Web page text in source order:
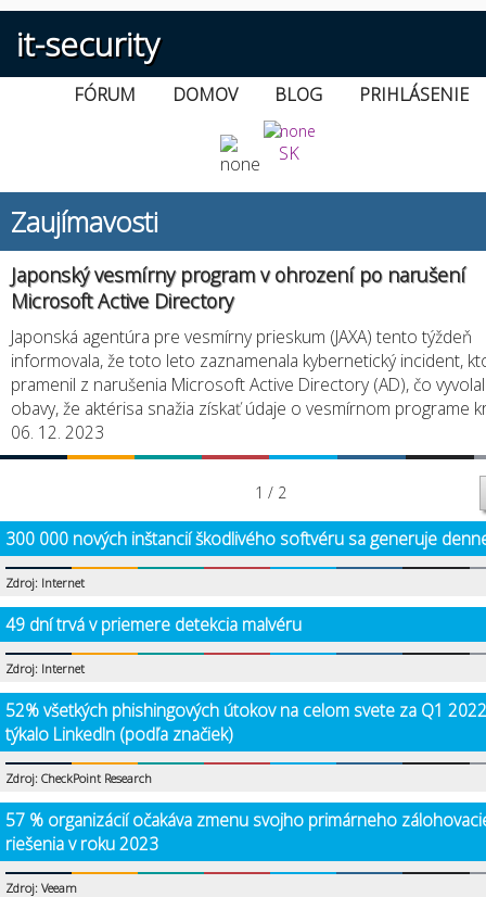
it-security
FÓRUM DOMOV BLOG PRIHLÁSENIE
SK
Zaujímavosti
Japonský vesmírny program v ohrození po narušení
Microsoft Active Directory
Japonská agentúra pre vesmírny prieskum (JAXA) tento týždeň
informovala, že toto leto zaznamenala kybernetický incident,
pramenil z narušenia Microsoft Active Directory (AD), čo
obavy, že aktérisa snažia získať údaje o vesmírnom programe
06. 12. 2023
1 / 2
300 000 nových inštancií škodlivého softvéru sa generuje
Zdroj: Internet
49 dní trvá v priemere detekcia malvéru
Zdroj: Internet
52% všetkých phishingových útokov na celom svete za Q1
týkalo LinkedIn (podľa značiek)
Zdroj: CheckPoint Research
57 % organizácií očakáva zmenu svojho primárneho
riešenia v roku 2023
Zdroj: Veeam